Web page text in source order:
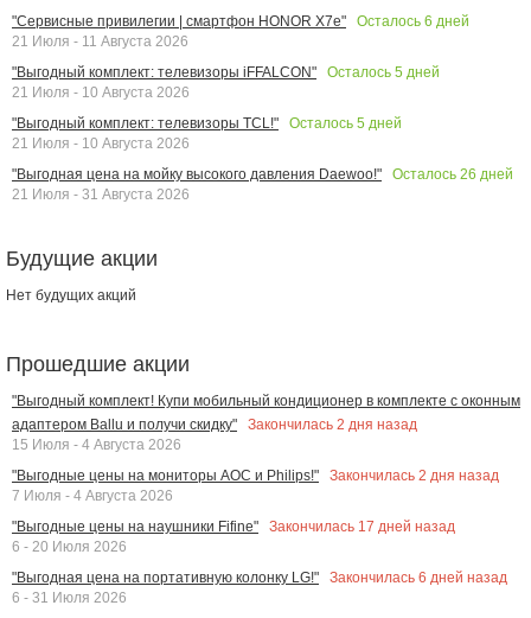
"Сервисные привилегии | смартфон HONOR X7e"
Осталось 6 дней
21 Июля - 11 Августа 2026
"Выгодный комплект: телевизоры iFFALCON"
Осталось 5 дней
21 Июля - 10 Августа 2026
"Выгодный комплект: телевизоры TCL!"
Осталось 5 дней
21 Июля - 10 Августа 2026
"Выгодная цена на мойку высокого давления Daewoo!"
Осталось 26 дней
21 Июля - 31 Августа 2026
Будущие акции
Нет будущих акций
Прошедшие акции
"Выгодный комплект! Купи мобильный кондиционер в комплекте с оконным
адаптером Ballu и получи скидку"
Закончилась 2 дня назад
15 Июля - 4 Августа 2026
"Выгодные цены на мониторы AOC и Philips!"
Закончилась 2 дня назад
7 Июля - 4 Августа 2026
"Выгодные цены на наушники Fifine"
Закончилась 17 дней назад
6 - 20 Июля 2026
"Выгодная цена на портативную колонку LG!"
Закончилась 6 дней назад
6 - 31 Июля 2026